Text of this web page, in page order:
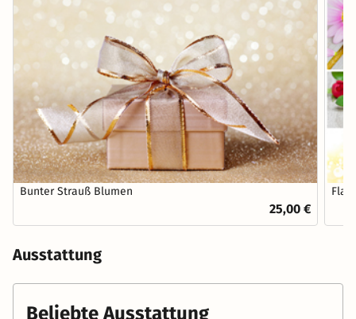
Bunter Strauß Blumen
25,00 €
Ausstattung
Beliebte Ausstattung